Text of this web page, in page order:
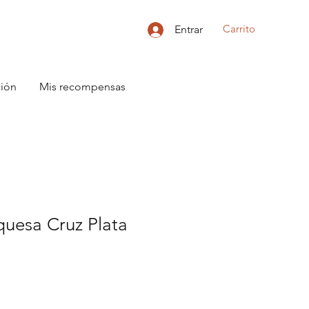
Entrar Carrito
Mis recompensas
Cruz Plata